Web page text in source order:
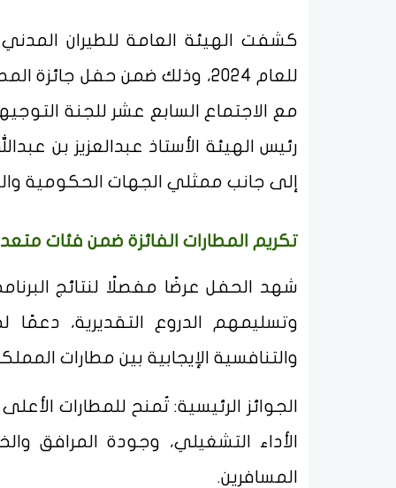
كشفت الهيئة العامة للطيران
للعام 2024، وذلك ضمن حفل
مع الاجتماع السابع عشر للجنة
رئيس الهيئة الأستاذ عبدالعزيز بن
إلى جانب ممثلي الجهات الحكومية
تكريم المطارات الفائزة ضمن فئات
شهد الحفل عرضًا مفصلًا لنتائج
وتسليمهم الدروع التقديرية، دعمًا
والتنافسية الإيجابية بين مطارات
الجوائز الرئيسية: تُمنح للمطارات
الأداء التشغيلي، وجودة المرافق
المسافرين.